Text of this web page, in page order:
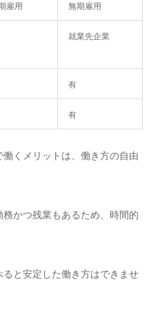
雇用 無期雇用
就業先企業
有
有
くメリットは、働き方の自由
かつ残業もあるため、時間的
と安定した働き方はできませ